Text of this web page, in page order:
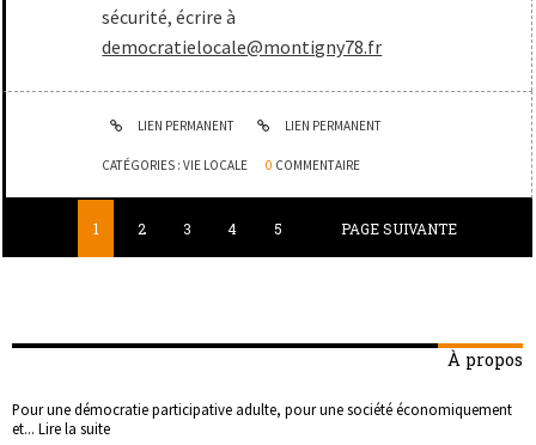
À propos
Pour une démocratie participative adulte, pour une société économiquement
et... Lire la suite
sécurité, écrire à
democratielocale@montigny78.fr
LIEN PERMANENT LIEN PERMANENT
CATÉGORIES :VIE LOCALE 0 COMMENTAIRE
1 2 3 4 5 PAGE SUIVANTE